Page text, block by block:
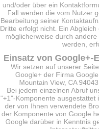
und/oder über ein
Fall werden die vom Nutzer
Bearbeitung seiner
Dritte erfolgt nicht. Ein
möglicherweise durch
werden,
Einsatz von Google+-
Wir setzen auf unserer
Google+ der Firma
Mountain View, CA
Bei jedem einzelnen Abruf
"+1"-Komponente ausgestattet
der von Ihnen verwendete
der Komponente von Google
Google darüber in Kenntnis